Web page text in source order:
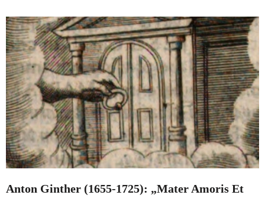
Anton Ginther (1655-1725): „Mater Amoris Et